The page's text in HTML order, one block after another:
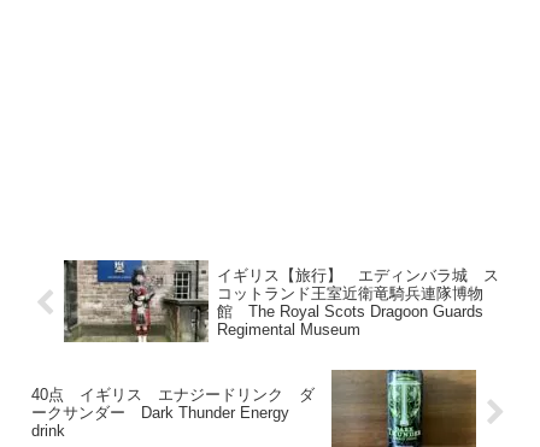
イギリス【旅行】 エディンバラ城 ス
コットランド王室近衛竜騎兵連隊博物
館 The Royal Scots Dragoon Guards
Regimental Museum
40点 イギリス エナジードリンク ダ
ークサンダー Dark Thunder Energy
drink